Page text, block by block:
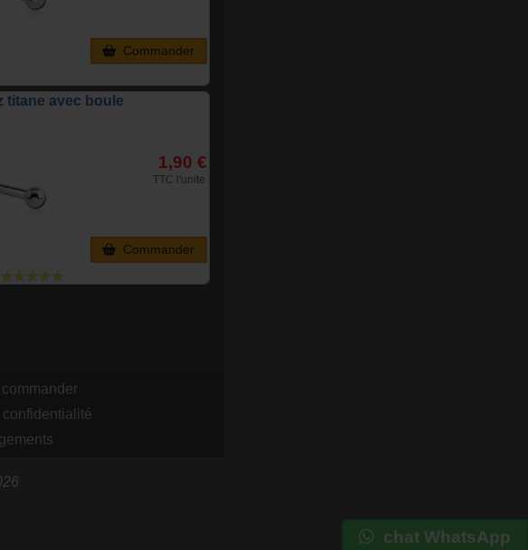
Commander
titane avec boule
1,90 €
TTC l'unite
Commander
chat WhatsApp